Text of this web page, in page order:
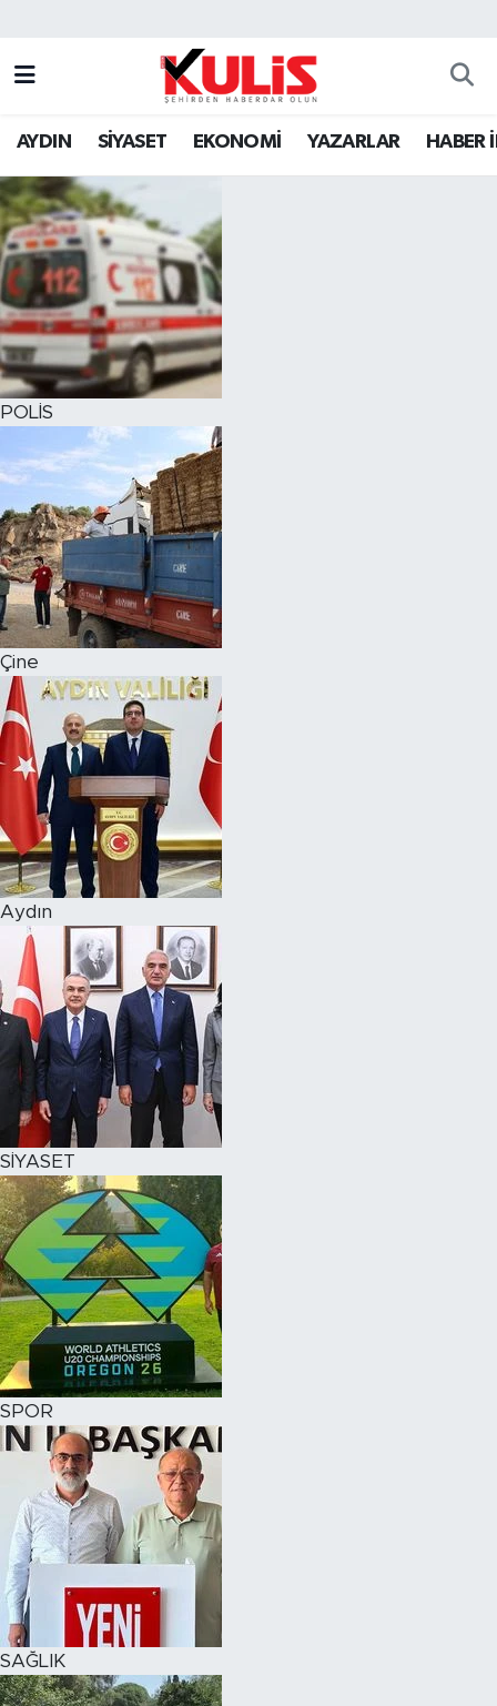
AYDIN SİYASET EKONOMİ YAZARLAR HABER
POLİS
Çine
Aydın
SİYASET
SPOR
SAĞLIK